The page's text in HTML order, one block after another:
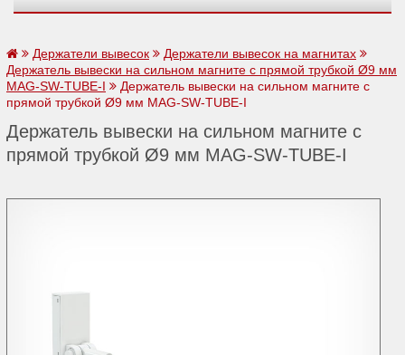
Держатели вывесок
Держатели вывесок на магнитах
Держатель вывески на сильном магните с прямой трубкой Ø9 мм
MAG-SW-TUBE-I
Держатель вывески на сильном магните с
прямой трубкой Ø9 мм MAG-SW-TUBE-I
Держатель вывески на сильном магните с
прямой трубкой Ø9 мм MAG-SW-TUBE-I